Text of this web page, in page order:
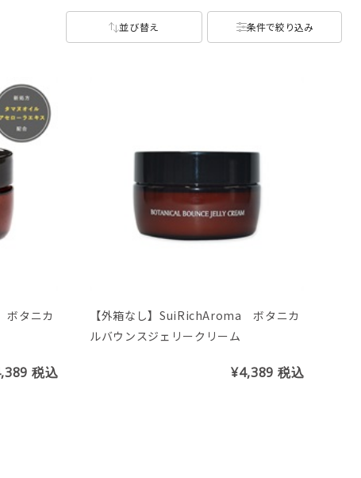
並び替え 条件で絞り込み
タニカ
税込
【外箱なし】SuiRichAroma ボタニカ
ルバウンスジェリークリーム
¥4,389税込